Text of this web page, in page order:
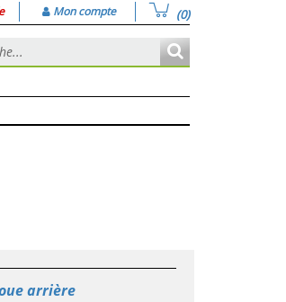
Mon compte (0)
arrière